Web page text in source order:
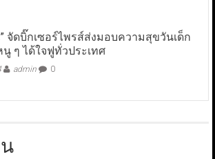
” จัดบิ๊กเซอร์ไพรส์ส่งมอบความสุขวันเด็ก
ๆ ได้ใจฟูทั่วประเทศ
admin 0